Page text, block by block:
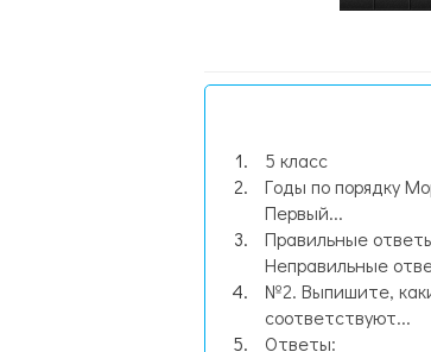
5 класс
Годы по порядку
Первый...
Правильные
Неправильные
№2. Выпишите,
соответствуют...
Ответы: